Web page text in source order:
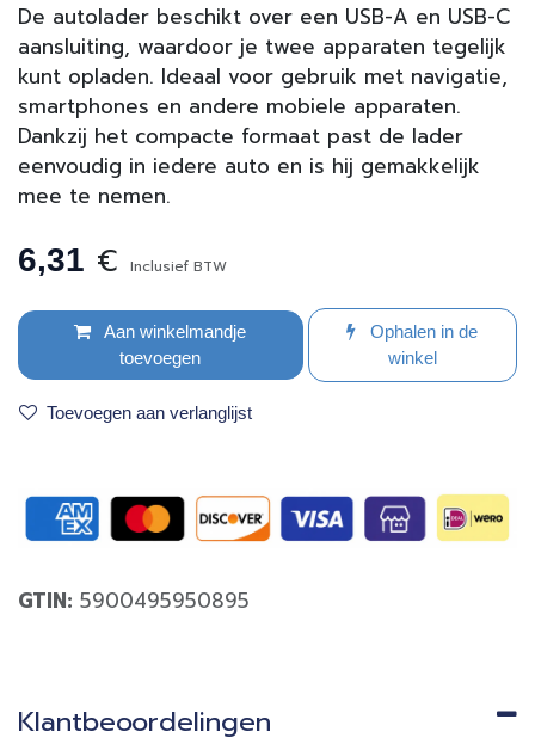
De autolader beschikt over een USB-A en USB-C
aansluiting, waardoor je twee apparaten tegelijk
kunt opladen. Ideaal voor gebruik met navigatie,
smartphones en andere mobiele apparaten.
Dankzij het compacte formaat past de lader
eenvoudig in iedere auto en is hij gemakkelijk
mee te nemen.
6,31 € Inclusief BTW
Aan winkelmandje
toevoegen
Ophalen in de
winkel
Toevoegen aan verlanglijst
GTIN: 5900495950895
Klantbeoordelingen